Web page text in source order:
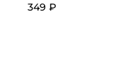
349 ₽